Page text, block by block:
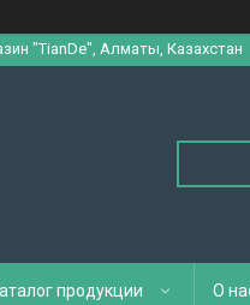
"TianDe", Алматы, Казахстан
продукции О